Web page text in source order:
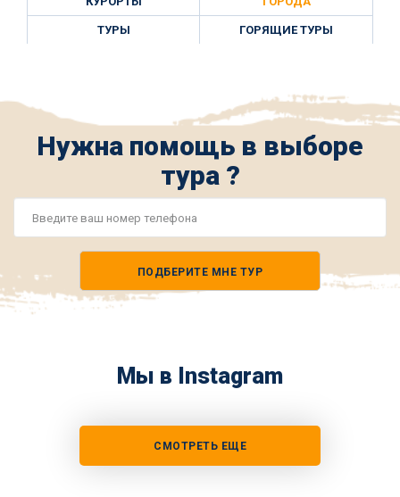
ТУРЫ ГОРЯЩИЕ ТУРЫ
Нужна помощь в выборе
тура ?
ПОДБЕРИТЕ МНЕ ТУР
Мы в Instagram
СМОТРЕТЬ ЕЩЕ